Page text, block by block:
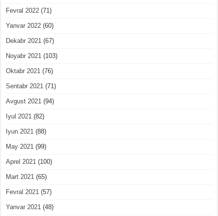
Fevral 2022 (71)
Yanvar 2022 (60)
Dekabr 2021 (67)
Noyabr 2021 (103)
Oktabr 2021 (76)
Sentabr 2021 (71)
Avgust 2021 (94)
Iyul 2021 (82)
Iyun 2021 (88)
May 2021 (99)
Aprel 2021 (100)
Mart 2021 (65)
Fevral 2021 (57)
Yanvar 2021 (48)